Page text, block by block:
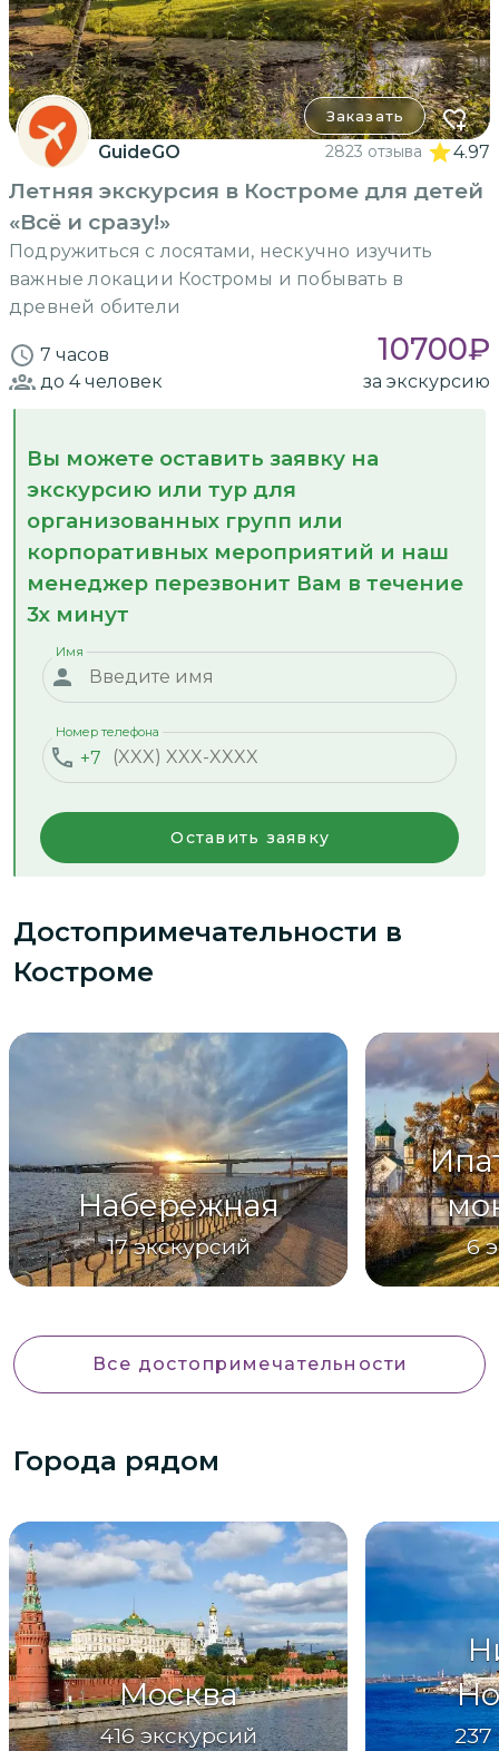
Заказать
GuideGO 2823 отзыва 4.97
Летняя экскурсия в Костроме для детей
«Всё и сразу!»
Подружиться с лосятами, нескучно изучить
важные локации Костромы и побывать в
древней обители
7 часов 10700₽
до 4человек за экскурсию
Вы можете оставить заявку на
экскурсию или тур для
организованных групп или
корпоративных мероприятий и наш
менеджер перезвонит Вам в течение
3х минут
Имя
+7
Номер телефона
Оставить заявку
Достопримечательности в
Костроме
Набережная
17 экскурсий 6
Все достопримечательности
Города рядом
Москва
416 экскурсий 237